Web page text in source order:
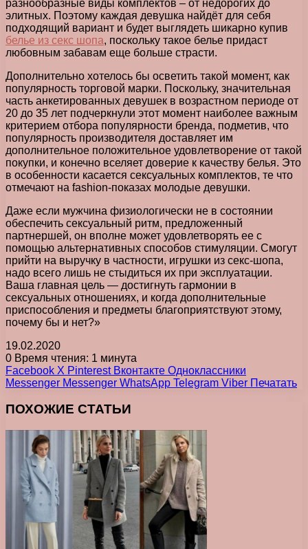
разнообразные виды комплектов – от недорогих до
элитных. Поэтому каждая девушка найдёт для себя
подходящий вариант и будет выглядеть шикарно купив
белье из секс шопа, поскольку такое белье придаст
любовным забавам еще больше страсти.
Дополнительно хотелось бы осветить такой момент, как
популярность торговой марки. Поскольку, значительная
часть анкетированных девушек в возрастном периоде от
20 до 35 лет подчеркнули этот момент наиболее важным
критерием отбора популярности бренда, подметив, что
популярность производителя доставляет им
дополнительное положительное удовлетворение от такой
покупки, и конечно вселяет доверие к качеству белья. Это
в особенности касается сексуальных комплектов, те что
отмечают на fashion-показах молодые девушки.
Даже если мужчина физиологически не в состоянии
обеспечить сексуальный ритм, предложенный
партнершей, он вполне может удовлетворять ее с
помощью альтернативных способов стимуляции. Смогут
прийти на выручку в частности, игрушки из секс-шопа,
надо всего лишь не стыдиться их при эксплуатации.
Ваша главная цель — достигнуть гармонии в
сексуальных отношениях, и когда дополнительные
приспособления и предметы благоприятствуют этому,
почему бы и нет?»
19.02.2020
0 Время чтения: 1 минута
Facebook X Pinterest Вконтакте Одноклассники
Messenger Messenger WhatsApp Telegram Viber Печатать
ПОХОЖИЕ СТАТЬИ